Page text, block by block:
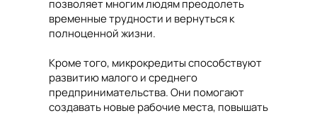
позволяет многим людям преодолеть
временные трудности и вернуться к
полноценной жизни.
Кроме того, микрокредиты способствуют
развитию малого и среднего
предпринимательства. Они помогают
создавать новые рабочие места, повышать